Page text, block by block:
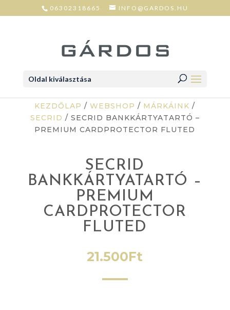
06302318665 INFO@GARDOS.HU
Oldal kiválasztása
KEZDŐLAP /WEBSHOP / MÁRKÁINK /
SECRID / SECRID BANKKÁRTYATARTÓ –
PREMIUM CARDPROTECTOR FLUTED
SECRID
BANKKÁRTYATARTÓ –
PREMIUM
CARDPROTECTOR
FLUTED
21.500Ft